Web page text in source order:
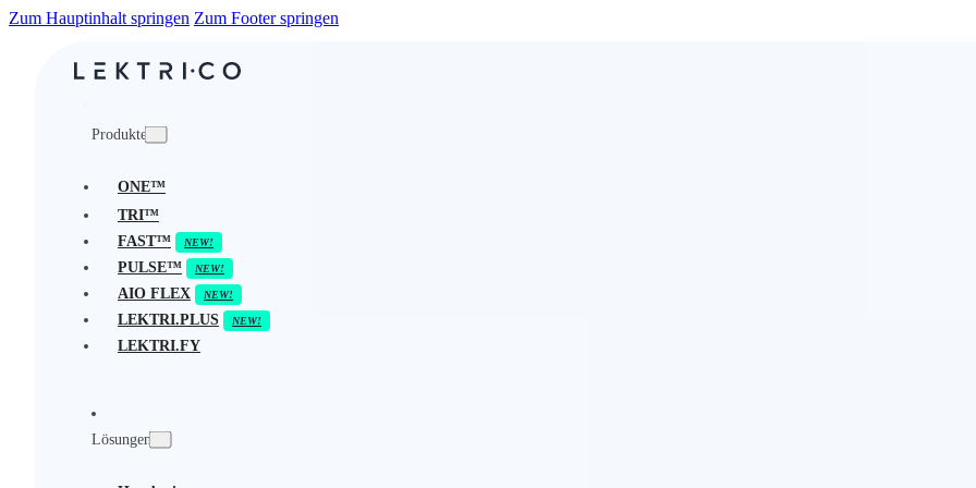
Zum Hauptinhalt springen Zum Footer springen
Produkte
ONE™
TRI™
FAST™
PULSE™
AIO FLEX
LEKTRI.PLUS
LEKTRI.FY
Lösungen